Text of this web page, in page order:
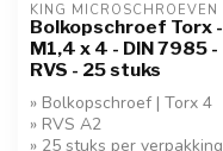
KING MICROSCHROEVEN
Bolkopschroef Torx -
M1,4 x 4 - DIN 7985 -
RVS - 25 stuks
» Bolkopschroef | Torx 4
» RVS A2
» 25 stuks per verpakking